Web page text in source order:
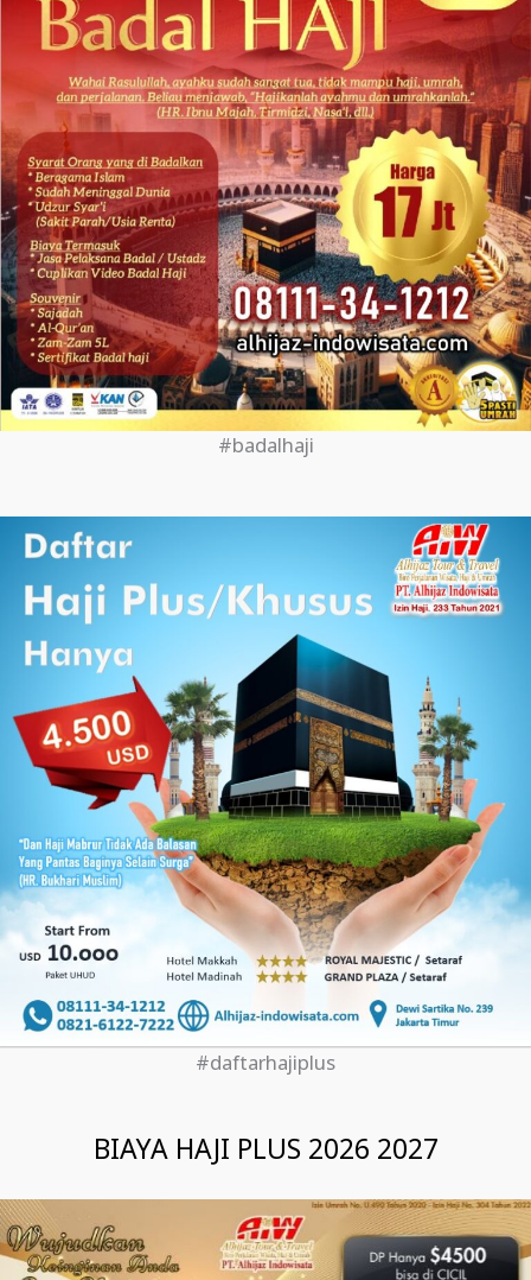
#badalhaji
#daftarhajiplus
BIAYA HAJI PLUS 2026 2027